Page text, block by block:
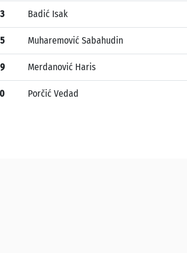
Badić Isak
Muharemović Sabahudin
Merdanović Haris
Porčić Vedad